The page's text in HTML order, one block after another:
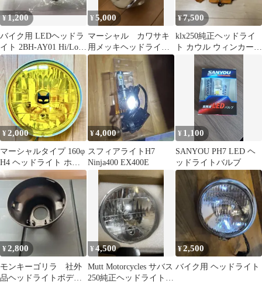
¥1,200
バイク用 LEDヘッドラ
イト 2BH-AY01 Hi/Lo
ホワイト 6500K
¥5,000
マーシャル カワサキ
用メッキヘッドライト
ケース ￼新品未使用
¥7,500
klx250純正ヘッドライ
ト カウル ウィンカーセ
¥2,000
マーシャルタイプ 160φ
H4 ヘッドライト ホー
ク GS400 旧車 シビエ
¥4,000
スフィアライトH7
Ninja400 EX400E
¥ 1,100
SANYOU PH7 LED ヘ
ッドライトバルブ
¥2,800
モンキーゴリラ 社外
品ヘッドライトボディ
¥4,500
Mutt Motorcycles サバス
250純正ヘッドライト
¥2,500
バイク用 ヘッドライト